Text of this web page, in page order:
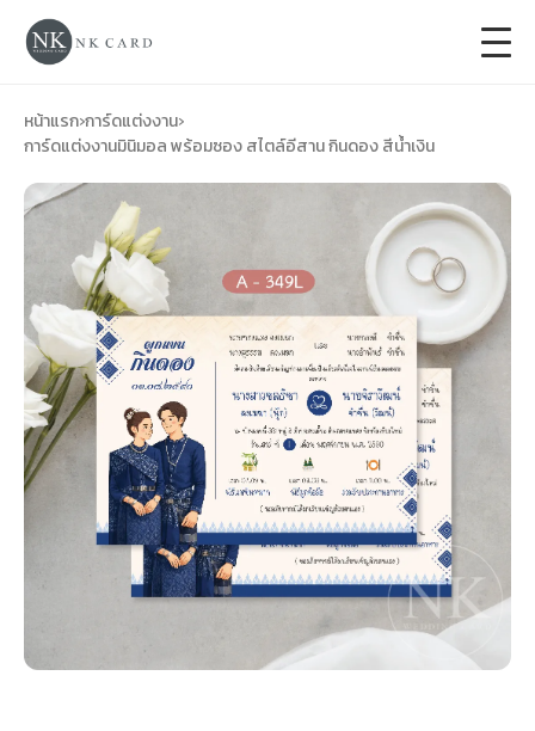
การ์ดแต่งงาน
ของชำร่วยงานแต่ง +
ของรับไหว้ +
ป้ายของชำร่วยงานแต่ง +
การ์ดงานบวช
การ์ดขึ้นบ้านใหม่
ซองเปล่า
รับพิมพ์หน้าซอง
Wax Seal Sticker | สติกเกอร์ตราครั่งปิดซอง
หน้าแรก›การ์ดแต่งงาน›
การ์ดแต่งงานมินิมอล พร้อมซอง สไตล์อีสาน กินดอง สีน้ำเงิน